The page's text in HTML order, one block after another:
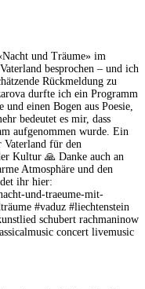
und Träume» im
besprochen – und ich
Rückmeldung zu
durfte ich ein Programm
einen Bogen aus Poesie,
bedeutet es mir, dass
aufgenommen wurde. Ein
Vaterland für den
Kultur 🙏 Danke auch an
Atmosphäre und den
ihr hier:
und-traeume-mit-
#vaduz #liechtenstein
schubert rachmaninow
concert livemusic